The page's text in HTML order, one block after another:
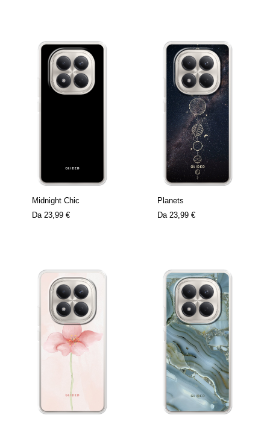
Midnight Chic
Da 23,99 €
Planets
Da 23,99 €